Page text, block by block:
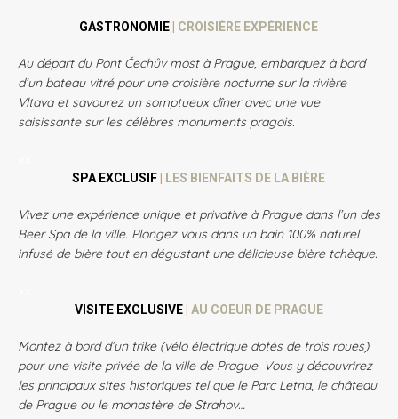
GASTRONOMIE CROISIÈRE EXPÉRIENCE
Au départ du Pont Čechův most à Prague, embarquez à bord
d’un bateau vitré pour une croisière nocturne sur la rivière
Vltava et savourez un somptueux dîner avec une vue
saisissante sur les célèbres monuments pragois.
SPA EXCLUSIF LES BIENFAITS DE LA BIÈRE
Vivez une expérience unique et privative à Prague dans l’un des
Beer Spa de la ville. Plongez vous dans un bain 100% naturel
infusé de bière tout en dégustant une délicieuse bière tchèque.
VISITE EXCLUSIVE| AU COEUR DE PRAGUE
Montez à bord d’un trike (vélo électrique dotés de trois roues)
pour une visite privée de la ville de Prague. Vous y découvrirez
les principaux sites historiques tel que le Parc Letna, le château
de Prague ou le monastère de Strahov…